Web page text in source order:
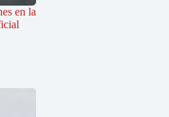
en la